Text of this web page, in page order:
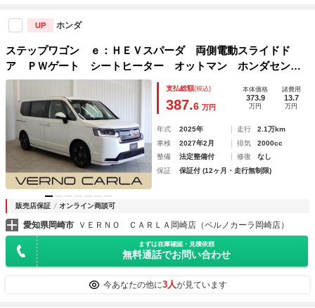
UP ホンダ
ステップワゴン ｅ：ＨＥＶスパーダ 両側電動スライドド
ア ＰＷゲート シートヒーター オットマン ホンダセンシ
ング ＢＳＭ ＬＥＤライト スマートキー 純正ＡＷ 純正
ナビ Ｂカメラ フルセグ ＤＶＤ Ｂｌｕｅｔｏｏｔｈ Ｅ
ＴＣ ドラレコ
支払総額(税込)
387.6 万円
本体価格
373.9
万円
諸費用
13.7
万円
年式 2025年 走行
2.1万km
車検
2027年2月 排気
2000cc
整備
法定整備付 修復
なし
保証
保証付 (12ヶ月・走行無制限)
販売店保証 オンライン商談可
愛知県岡崎市 ＶＥＲＮＯ ＣＡＲＬＡ岡崎店（ベルノカーラ岡崎店）
まずは在庫確認・見積依頼
無料通話でお問い合わせ
今あなたの他に3人が見ています